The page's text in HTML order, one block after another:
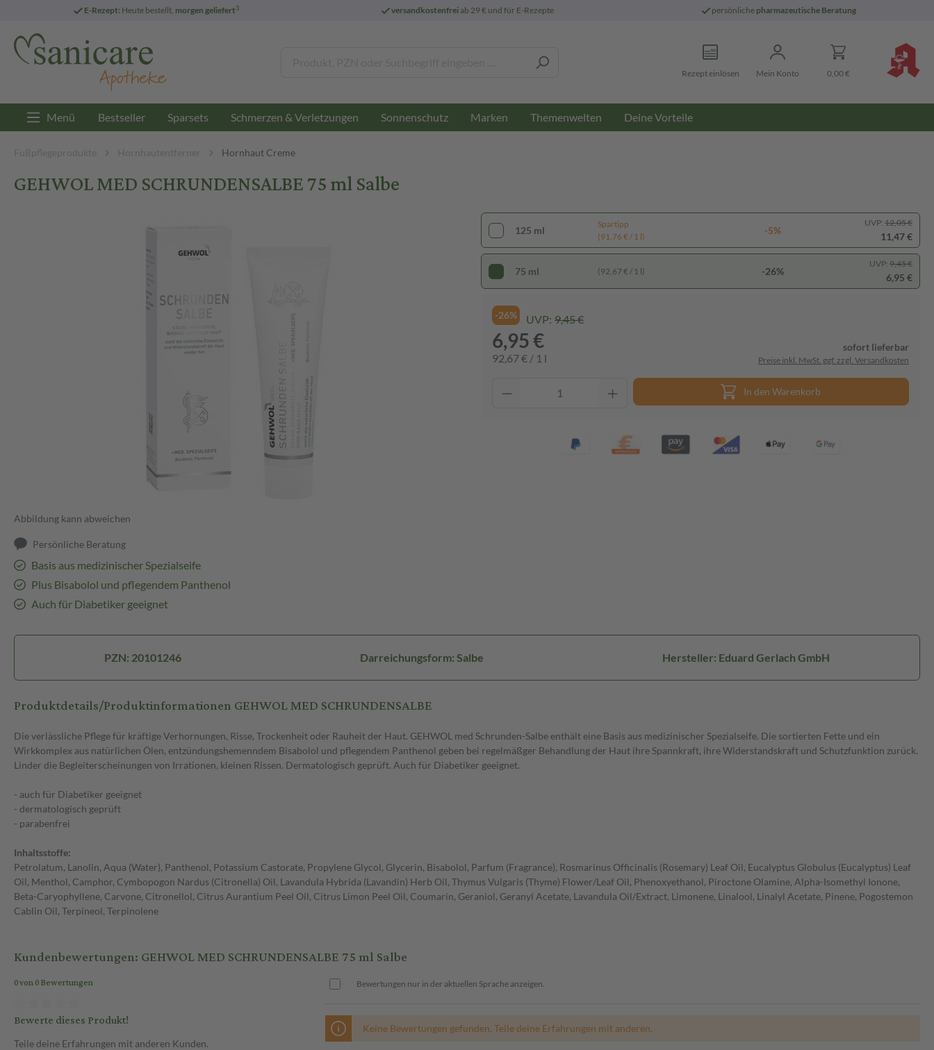
E-Rezept: Heute bestellt, morgen geliefert3 versandkostenfreiab 29 € und für E-Rezepte persönliche pharmazeutische Beratung
Rezept einlösen Mein Konto 0,00 €
Menü Bestseller Sparsets Schmerzen & Verletzungen Sonnenschutz Marken Themenwelten Deine Vorteile
Fußpflegeprodukte Hornhautentferner Hornhaut Creme
GEHWOL MED SCHRUNDENSALBE 75 ml Salbe
Abbildung kann abweichen
Persönliche Beratung
Basis aus medizinischer Spezialseife
Plus Bisabolol und pflegendem Panthenol
Auch für Diabetiker geeignet
125 ml
Spartipp
(91,76 € / 1 l)
-5%
UVP: 12,05 €
11,47 €
75 ml (92,67 € / 1 l) -26%
UVP: 9,45 €
6,95 €
-26% UVP: 9,45 €
6,95 €
92,67 € / 1 l
sofort lieferbar
Preise inkl. MwSt. ggf. zzgl. Versandkosten
In den Warenkorb
PZN: 20101246 Darreichungsform: Salbe Hersteller: Eduard Gerlach GmbH
Produktdetails/Produktinformationen GEHWOL MED SCHRUNDENSALBE
Die verlässliche Pflege für kräftige Verhornungen, Risse, Trockenheit oder Rauheit der Haut. GEHWOL med Schrunden-Salbe enthält eine Basis aus medizinischer Spezialseife. Die sortierten Fette und ein
Wirkkomplex aus natürlichen Ölen, entzündungshemenndem Bisabolol und pflegendem Panthenol geben bei regelmäßger Behandlung der Haut ihre Spannkraft, ihre Widerstandskraft und Schutzfunktion zurück.
Linder die Begleiterscheinungen von Irrationen, kleinen Rissen. Dermatologisch geprüft. Auch für Diabetiker geeignet.
- auch für Diabetiker geeignet
- dermatologisch geprüft
- parabenfrei
Inhaltsstoffe:
Petrolatum, Lanolin, Aqua (Water), Panthenol, Potassium Castorate, Propylene Glycol, Glycerin, Bisabolol, Parfum (Fragrance), Rosmarinus Officinalis (Rosemary) Leaf Oil, Eucalyptus Globulus (Eucalyptus) Leaf
Oil, Menthol, Camphor, Cymbopogon Nardus (Citronella) Oil, Lavandula Hybrida (Lavandin) Herb Oil, Thymus Vulgaris (Thyme) Flower/Leaf Oil, Phenoxyethanol, Piroctone Olamine, Alpha-Isomethyl Ionone,
Beta-Caryophyllene, Carvone, Citronellol, Citrus Aurantium Peel Oil, Citrus Limon Peel Oil, Coumarin, Geraniol, Geranyl Acetate, Lavandula Oil/Extract, Limonene, Linalool, Linalyl Acetate, Pinene, Pogostemon
Cablin Oil, Terpineol, Terpinolene
Kundenbewertungen: GEHWOL MED SCHRUNDENSALBE 75 ml Salbe
0 von 0 Bewertungen
Bewerte dieses Produkt!
Teile deine Erfahrungen mit anderen Kunden.
Bewertungen nur in der aktuellen Sprache anzeigen.
Keine Bewertungen gefunden. Teile deine Erfahrungen mit anderen.